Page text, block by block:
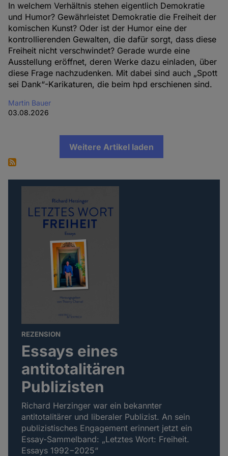
In welchem Verhältnis stehen eigentlich Demokratie
und Humor? Gewährleistet Demokratie die Freiheit der
komischen Kunst? Oder ist der Humor eine der
kontrollierenden Gewalten, die dafür sorgt, dass diese
Freiheit nicht verschwindet? Gerade wurde eine
Ausstellung eröffnet, deren Werke dazu einladen, über
diese Frage nachzudenken. Mit dabei sind auch „Spott
sei Dank“-Karikaturen, die beim hpd erschienen sind.
Martin Bauer
03.08.2026
Weitere Artikel laden
REZENSION
Essays eines
antitotalitären
Publizisten
Richard Herzinger war ein bekannter
antitotalitärer und liberaler Publizist. An sein
publizistisches Engagement erinnert jetzt ein
Essay-Sammelband: „Letztes Wort: Freiheit.
Essays 1992−2025“